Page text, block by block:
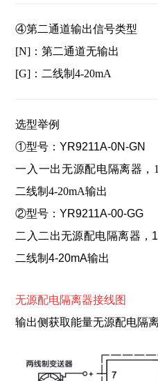
④第二通道输出信号类型
[N]：第二通道无输出
[G]：二线制4-20mA
选型举例
①型号：YR9211A-0N-GN
一入一出无源配电隔离器，
二线制4-20mA输出
②型号：YR9211A-00-GG
二入二出无源配电隔离器，
二线制4-20mA输出
无源配电隔离器接线图
输出侧获取能量无源配电隔